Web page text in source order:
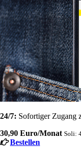
24/7: Sofortiger Zugang
30,90 Euro/Monat Soli:
Bestellen